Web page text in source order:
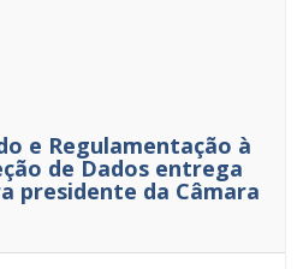
e Regulamentação à
de Dados entrega
presidente da Câmara